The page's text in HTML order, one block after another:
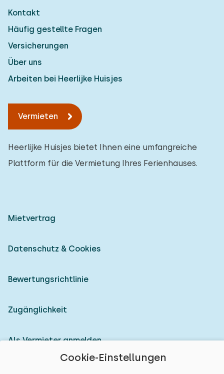
Cookie-Einstellungen
Kontakt
Häufig gestellte Fragen
Versicherungen
Über uns
Arbeiten bei Heerlijke Huisjes
Vermieten
Heerlijke Huisjes bietet Ihnen eine umfangreiche
Plattform für die Vermietung Ihres Ferienhauses.
Mietvertrag
Datenschutz & Cookies
Bewertungsrichtlinie
Zugänglichkeit
Als Vermieter anmelden